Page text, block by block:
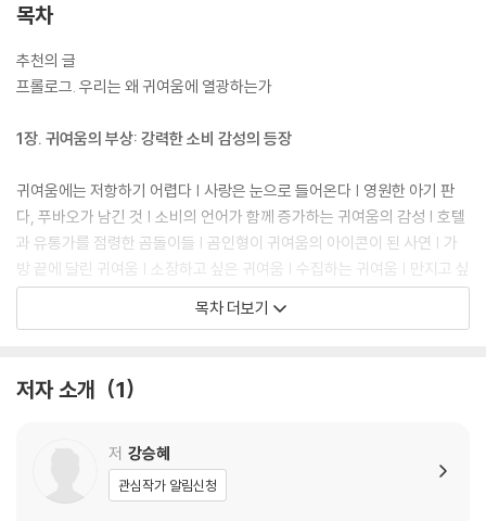
목차
추천의 글
프롤로그. 우리는 왜 귀여움에 열광하는가
1장. 귀여움의 부상: 강력한 소비 감성의 등장
귀여움에는 저항하기 어렵다 | 사랑은 눈으로 들어온다 | 영원한 아기 판
다, 푸바오가 남긴 것 | 소비의 언어가 함께 증가하는 귀여움의 감성 | 호텔
과 유통가를 점령한 곰돌이들 | 곰인형이 귀여움의 아이콘이 된 사연 | 가
방 끝에 달린 귀여움 | 소장하고 싶은 귀여움 | 수집하는 귀여움 | 만지고 싶
은 귀여움 | 캐릭터 IP의 가치를 일깨운 귀여움 | 귀여움이 무기가 된다
Z세대의 귀여움 인식 탐구 | 귀여움을 느끼는 대상과 상황 | ‘귀엽다’의 반
모먼트 | 귀여움의 소비 촉진 효과
3장. 귀여움의 맥: 우리가 그동안 귀여워해온 것들
목차 더보기
저자 소개 1
저 강승혜
관심작가 알림신청